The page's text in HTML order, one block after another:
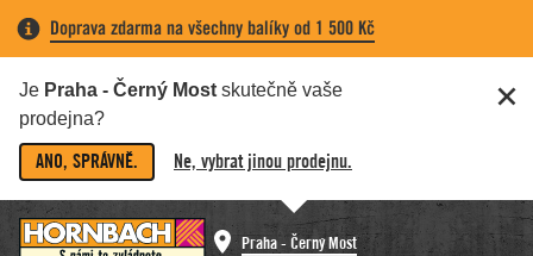
Doprava zdarma na všechny balíky od 1 500 Kč
Je Praha - Černý Most skutečně vaše
prodejna?
ANO, SPRÁVNĚ. Ne, vybrat jinou prodejnu.
Praha - Černý Most